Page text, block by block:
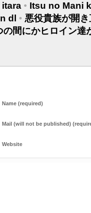
itara • Itsu no Mani
dl
• 悪役貴族が開
間にかヒロイン達
Name (required)
Mail (will not be published)
Website